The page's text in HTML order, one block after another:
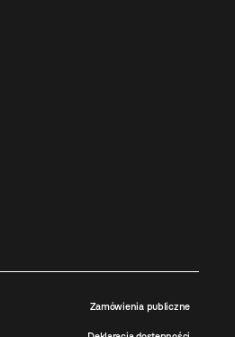
Zamówienia publiczne